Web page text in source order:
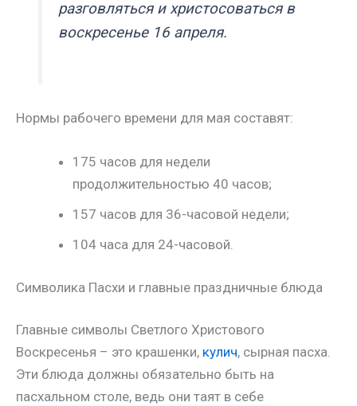
разговляться и христосоваться в
воскресенье 16 апреля.
Нормы рабочего времени для мая составят:
175 часов для недели
продолжительностью 40 часов;
157 часов для 36-часовой недели;
104 часа для 24-часовой.
Символика Пасхи и главные праздничные блюда
Главные символы Светлого Христового
Воскресенья – это крашенки, кулич, сырная пасха.
Эти блюда должны обязательно быть на
пасхальном столе, ведь они таят в себе